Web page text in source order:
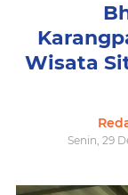
Wisata
Senin, 29